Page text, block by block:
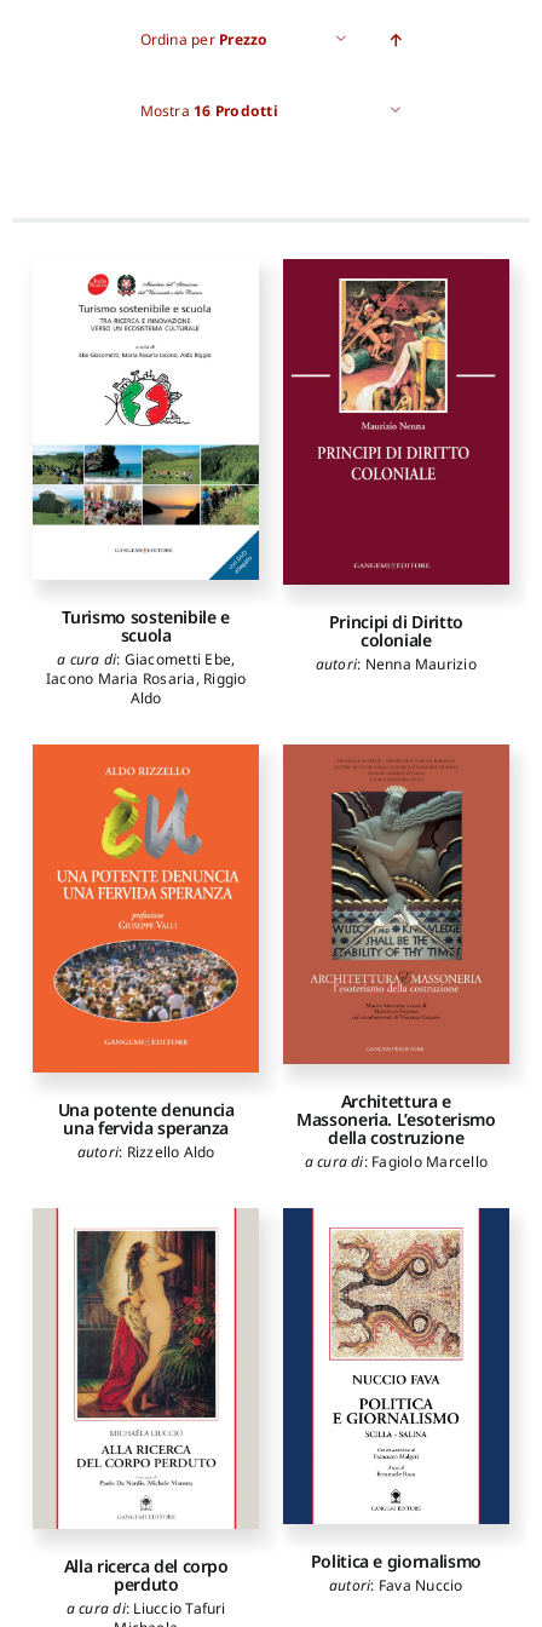
Ordina per Prezzo
Mostra 16 Prodotti
Turismo sostenibile e
scuola
a cura di: Giacometti Ebe,
Iacono Maria Rosaria, Riggio
Aldo
Principi di Diritto
coloniale
autori: Nenna Maurizio
Una potente denuncia
una fervida speranza
autori: Rizzello Aldo
Architettura e
Massoneria. L’esoterismo
della costruzione
a cura di: Fagiolo Marcello
Alla ricerca del corpo
perduto
a cura di: Liuccio Tafuri
Politica e giornalismo
autori: Fava Nuccio